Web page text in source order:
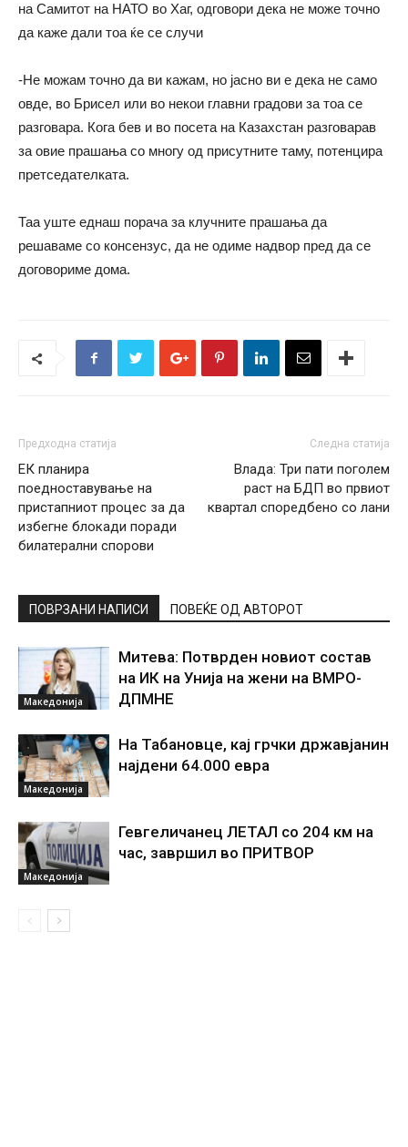
на Самитот на НАТО во Хаг, одговори дека не може точно
да каже дали тоа ќе се случи
-Не можам точно да ви кажам, но јасно ви е дека не само
овде, во Брисел или во некои главни градови за тоа се
разговара. Кога бев и во посета на Казахстан разговарав
за овие прашања со многу од присутните таму, потенцира
претседателката.
Таа уште еднаш порача за клучните прашања да
решаваме со консензус, да не одиме надвор пред да се
договориме дома.
Предходна статија
ЕК планира
поедноставување на
пристапниот процес за да
избегне блокади поради
билатерални спорови
Следна статија
Влада: Три пати поголем
раст на БДП во првиот
квартал споредбено со лани
ПОВРЗАНИ НАПИСИ ПОВЕЌЕ ОД АВТОРОТ
Македонија
Митева: Потврден новиот состав
на ИК на Унија на жени на ВМРО-
ДПМНЕ
Македонија
На Табановце, кај грчки државјанин
најдени 64.000 евра
Македонија
Гевгеличанец ЛЕТАЛ со 204 км на
час, завршил во ПРИТВОР